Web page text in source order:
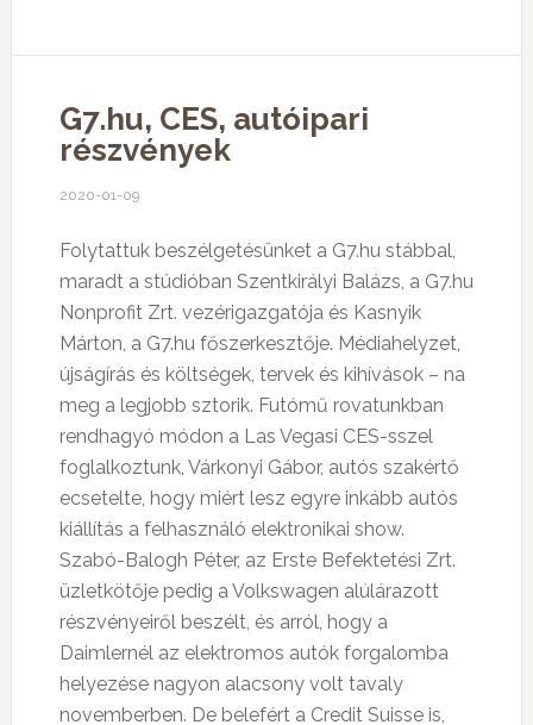
G7.hu, CES, autóipari
részvények
2020-01-09
Folytattuk beszélgetésünket a G7.hu stábbal,
maradt a stúdióban Szentkirályi Balázs, a G7.hu
Nonprofit Zrt. vezérigazgatója és Kasnyik
Márton, a G7.hu főszerkesztője. Médiahelyzet,
újságírás és költségek, tervek és kihívások – na
meg a legjobb sztorik. Futómű rovatunkban
rendhagyó módon a Las Vegasi CES-sszel
foglalkoztunk, Várkonyi Gábor, autós szakértő
ecsetelte, hogy miért lesz egyre inkább autós
kiállítás a felhasználó elektronikai show.
Szabó-Balogh Péter, az Erste Befektetési Zrt.
üzletkötője pedig a Volkswagen alúlárazott
részvényeiről beszélt, és arról, hogy a
Daimlernél az elektromos autók forgalomba
helyezése nagyon alacsony volt tavaly
novemberben. De belefért a Credit Suisse is,